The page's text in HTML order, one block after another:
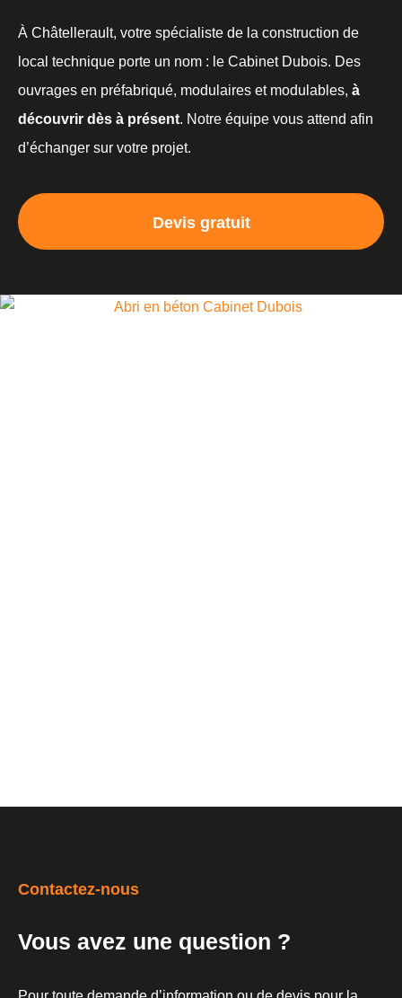
À Châtellerault, votre spécialiste de la construction de
local technique porte un nom : le Cabinet Dubois. Des
ouvrages en préfabriqué, modulaires et modulables, à
découvrir dès à présent. Notre équipe vous attend afin
d’échanger sur votre projet.
Devis gratuit
Contactez-nous
Vous avez une question ?